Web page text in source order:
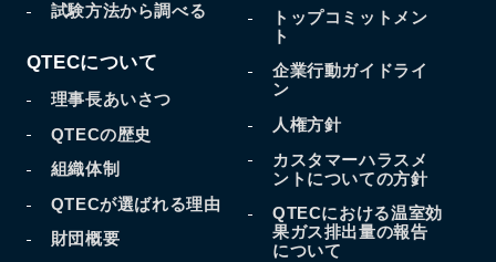
試験方法から調べる
QTECについて
理事長あいさつ
QTECの歴史
組織体制
QTECが選ばれる理由
財団概要
トップコミットメン
ト
企業行動ガイドライ
ン
人権方針
カスタマーハラスメ
ントについての方針
QTECにおける温室効
果ガス排出量の報告
について